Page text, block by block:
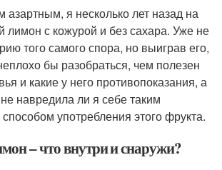
азартным, я несколько лет назад на
лимон с кожурой и без сахара. Уже не
того самого спора, но выиграв его,
бы разобраться, чем полезен
и какие у него противопоказания, а
навредила ли я себе таким
употребления этого фрукта.
– что внутри и снаружи?